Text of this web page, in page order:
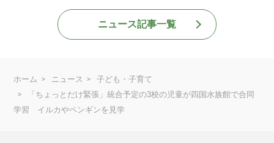
ニュース記事一覧
ホーム ニュース
子ども・子育て
「ちょっとだけ緊張」統合予定の3校の児童が四国水族館で合同
学習 イルカやペンギンを見学